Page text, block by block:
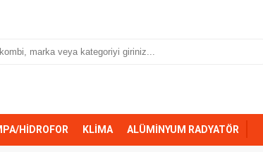
HİDROFOR KLİMA ALÜMİNYUM RADYATÖR